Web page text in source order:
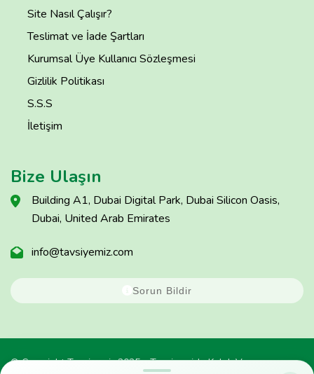
Site Nasıl Çalışır?
Teslimat ve İade Şartları
Kurumsal Üye Kullanıcı Sözleşmesi
Gizlilik Politikası
S.S.S
İletişim
Bize Ulaşın
Building A1, Dubai Digital Park, Dubai Silicon Oasis,
Dubai, United Arab Emirates
info@tavsiyemiz.com
Sorun Bildir
© Copyright Tavsiyemiz 2025 - Tavsiyemiz'e Kulak Ver